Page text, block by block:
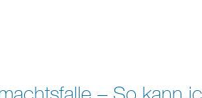
– So kann